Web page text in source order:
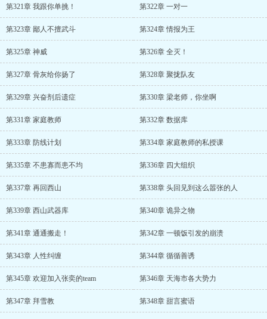
第321章 我跟你单挑！ 第322章 一对一
第323章 鄙人不擅武斗 第324章 情报为王
第325章 神威 第326章 全灭！
第327章 骨灰给你扬了 第328章 聚拢队友
第329章 兴奋剂后遗症 第330章 梁老师，你坐啊
第331章 家庭教师 第332章 数据库
第333章 防线计划 第334章 家庭教师的私授课
第335章 不患寡而患不均 第336章 四大组织
第337章 再回西山 第338章 头回见到这么嚣张的人
第339章 西山武器库 第340章 诡异之物
第341章 通通搬走！ 第342章 一顿饭引发的崩溃
第343章 人性纠缠 第344章 循循善诱
第345章 欢迎加入张奕的team 第346章 天海市各大势力
第347章 拜雪教 第348章 甜言蜜语